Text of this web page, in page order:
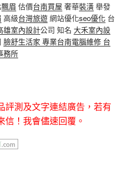
飄眉 估價台南買屋 奢華裝潢舉發
高級台灣旅遊網站優化seo優化 台
雄室內設計公司 知名 大禾室內設
臉舒生活家 專業台南電腦維修 台
務所
評測及文字連結廣告，若有
！我會儘速回覆。